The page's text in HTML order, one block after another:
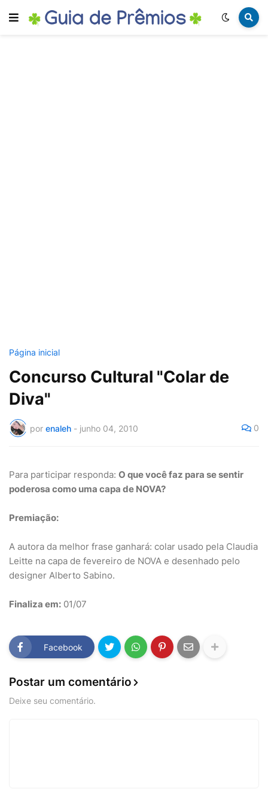
Página inicial
Concurso Cultural "Colar de
Diva"
por enaleh - junho 04, 2010 0
Para participar responda: O que você faz para se sentir
poderosa como uma capa de NOVA?
Premiação:
A autora da melhor frase ganhará: colar usado pela Claudia
Leitte na capa de fevereiro de NOVA e desenhado pelo
designer Alberto Sabino.
Finaliza em: 01/07
Facebook
Postar um comentário
Deixe seu comentário.